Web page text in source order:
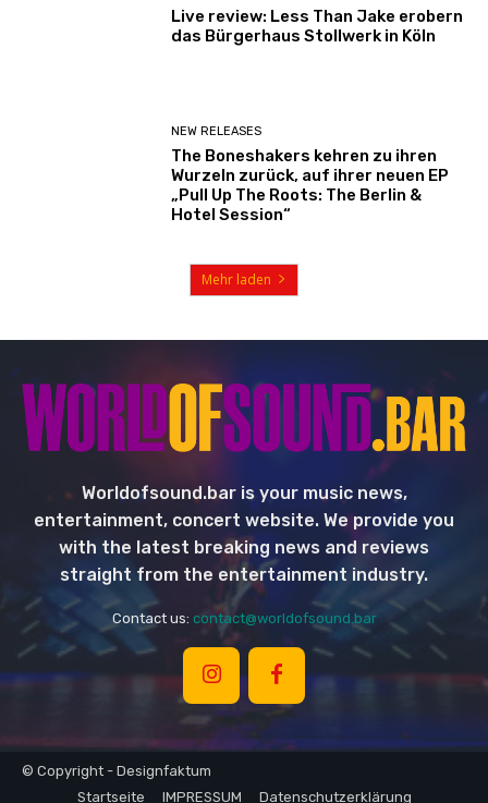
Live review: Less Than Jake erobern
das Bürgerhaus Stollwerk in Köln
NEW RELEASES
The Boneshakers kehren zu ihren
Wurzeln zurück, auf ihrer neuen EP
„Pull Up The Roots: The Berlin &
Hotel Session“
Mehr laden
Worldofsound.bar is your music news,
entertainment, concert website. We provide you
with the latest breaking news and reviews
straight from the entertainment industry.
Contact us: contact@worldofsound.bar
© Copyright - Designfaktum
Startseite
IMPRESSUM Datenschutzerklärung